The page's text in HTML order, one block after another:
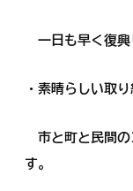
一日も早く復興
・素晴らしい取
市と町と民間の
す。